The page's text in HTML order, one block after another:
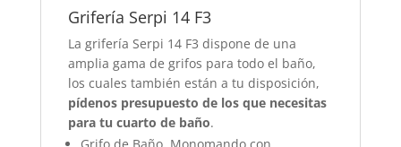
Grifería Serpi 14 F3
La grifería Serpi 14 F3 dispone de una
amplia gama de grifos para todo el baño,
los cuales también están a tu disposición,
pídenos presupuesto de los que necesitas
para tu cuarto de baño.